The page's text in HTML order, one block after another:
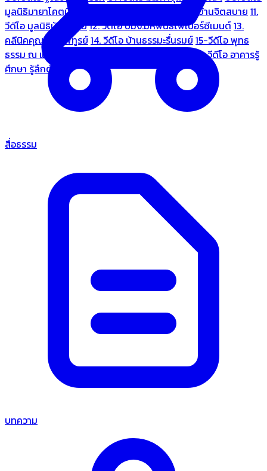
มูลนิธิมายาโคตมี
10. วีดีโอ บ้านจิตสบาย 11.
วีดีโอ มูลนิธิบ้านอารีย์12. วีดีโอ บมจ.มหพันธ์ไฟเบอร์ซีเมนต์13.
คลีนิคคุณหมอไพทูรย์14. วีดีโอ บ้านธรรมะรื่นรมย์15-วีดีโอ พุทธ
ธรรม ณ แดนพุทธภูมิ
19. วีดีโอ อาคารรู้
ศึกษา รู้สึกตัว
สื่อธรรม
บทความ